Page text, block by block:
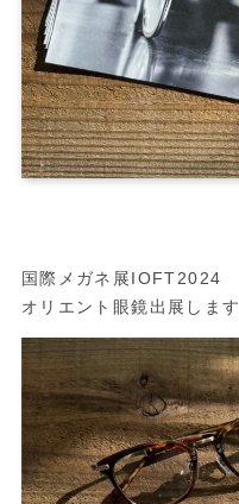
国際メガネ展IOFT2024
オリエント眼鏡出展します